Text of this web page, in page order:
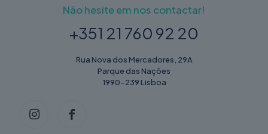
Não hesite em nos contactar!
+351 21 760 92 20
Rua Nova dos Mercadores, 29A
Parque das Nações
1990-239 Lisboa